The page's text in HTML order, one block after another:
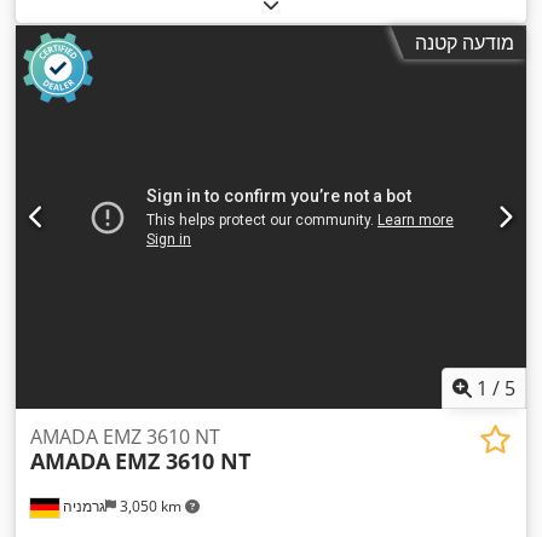
מודעה קטנה
1 / 5
גרמניה 3,050 km
AMADA EMZ 3610 NT
AMADA EMZ 3610 NT